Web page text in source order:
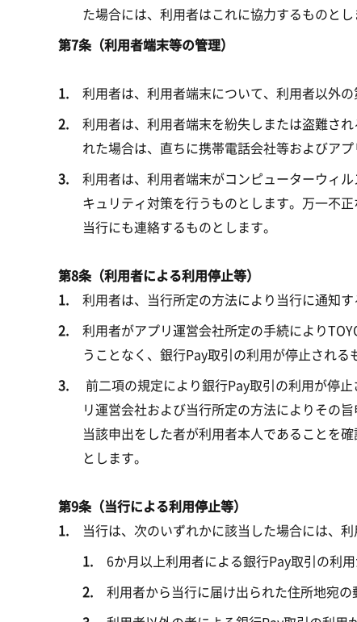
た場合には、利用者はこれに協力するものとし
第7条（利用者端末等の管理）
利用者は、利用者端末について、利用者以外
利用者は、利用者端末を紛失しまたは盗難さ
れた場合は、直ちに携帯電話会社等およびア
利用者は、利用者端末がコンピューターウィ
キュリティ対策を行うものとします。万一不
当行にも連絡するものとします。
第8条（利用者による利用停止等）
利用者は、当行所定の方法により当行に通知
利用者がアプリ運営会社所定の手続により
うことなく、銀行Pay取引の利用が停止される
前二項の規定により銀行Pay取引の利用が停
リ運営会社および当行所定の方法によりその
当該申出をした者が利用者本人であることを
とします。
第9条（当行による利用停止等）
当行は、次のいずれかに該当した場合には、
6か月以上利用者による銀行Pay取引の利
利用者から当行に届け出られた住所地宛